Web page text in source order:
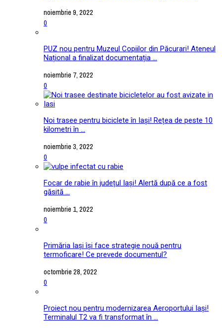
noiembrie 9, 2022
0
PUZ nou pentru Muzeul Copiilor din Păcurari! Ateneul
Național a finalizat documentația ...
noiembrie 7, 2022
0
Noi trasee pentru biciclete în Iași! Rețea de peste 10
kilometri în ...
noiembrie 3, 2022
0
Focar de rabie în județul Iași! Alertă după ce a fost
găsită ...
noiembrie 1, 2022
0
Primăria Iași își face strategie nouă pentru
termoficare! Ce prevede documentul?
octombrie 28, 2022
0
Proiect nou pentru modernizarea Aeroportului Iași!
Terminalul T2 va fi transformat în ...